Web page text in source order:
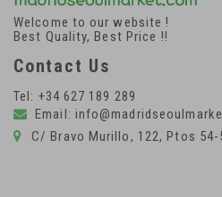
Welcome to our website !
Best Quality, Best Price !!
Contact Us
Tel: +34 627 189 289
Email:
C/ Bravo Murillo, 122, Ptos 54-